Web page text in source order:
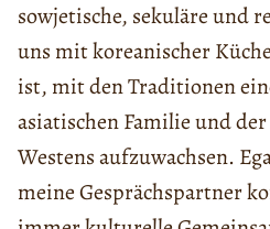
sowjetische, sekuläre und
uns mit koreanischer
ist, mit den Traditionen
asiatischen Familie und
Westens aufzuwachsen.
meine Gesprächspartner